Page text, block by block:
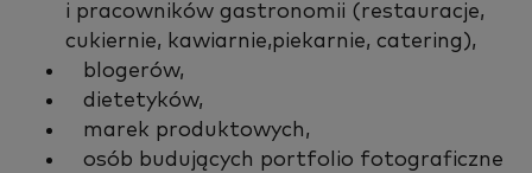
i pracowników gastronomii (restauracje,
cukiernie, kawiarnie,piekarnie, catering),
blogerów,
dietetyków,
marek produktowych,
osób budujących portfolio fotograficzne